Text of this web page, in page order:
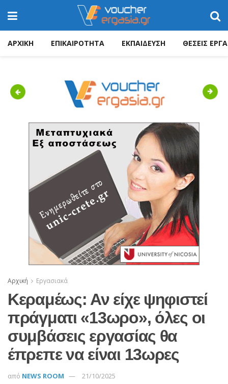
ΑΡΧΙΚΗ ΕΠΙΚΑΙΡΟΤΗΤΑ ΕΚΠΑΙΔΕΥΣΗ ΘΕΣΕΙΣ
Previous Next
Αρχική Εργασιακά
Κεραμέως: Αν είχε ψηφιστεί
πράγματι «13ωρο», όλες οι
συμβάσεις εργασίας θα
έπρεπε να είναι 13ωρες
από NEWS ROOM 21/10/2025